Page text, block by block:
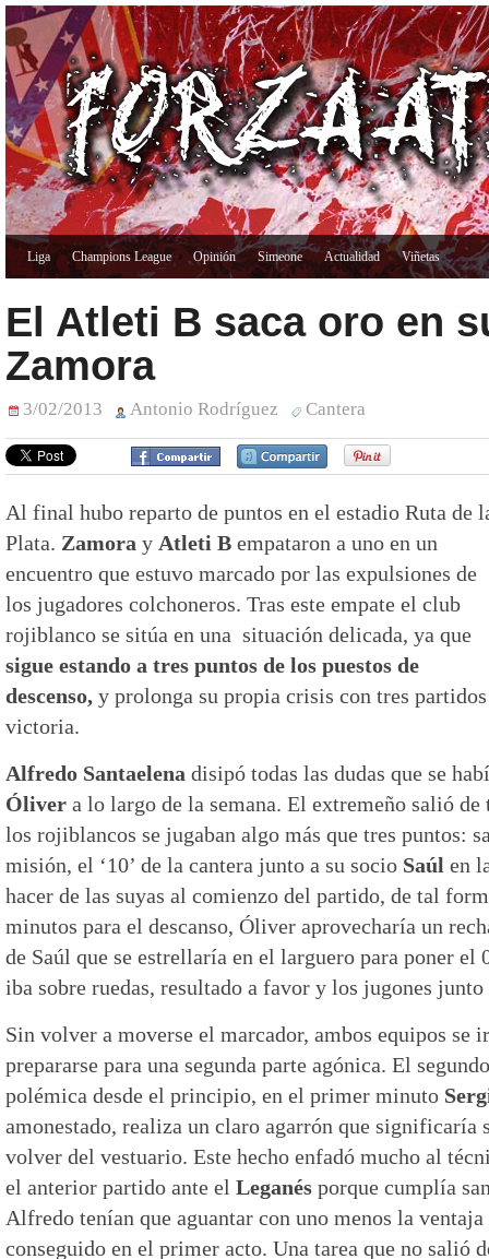
Liga Champions League Opinión Simeone Actualidad Viñetas
El Atleti B saca oro en
Zamora
3/02/2013 Antonio Rodríguez Cantera
Al final hubo reparto de puntos en el estadio Ruta de
Plata. Zamora y Atleti B empataron a uno en un
encuentro que estuvo marcado por las expulsiones de
los jugadores colchoneros. Tras este empate el club
rojiblanco se sitúa en una situación delicada, ya que
sigue estando a tres puntos de los puestos de
descenso, y prolonga su propia crisis con tres
victoria.
Alfredo Santaelena disipó todas las dudas que se
Óliver a lo largo de la semana. El extremeño salió
los rojiblancos se jugaban algo más que tres puntos:
misión, el ‘10’ de la cantera junto a su socio Saúl en
hacer de las suyas al comienzo del partido, de tal
minutos para el descanso, Óliver aprovecharía un
de Saúl que se estrellaría en el larguero para poner el
iba sobre ruedas, resultado a favor y los jugones
Sin volver a moverse el marcador, ambos equipos se
prepararse para una segunda parte agónica. El
polémica desde el principio, en el primer minuto
amonestado, realiza un claro agarrón que significaría
volver del vestuario. Este hecho enfadó mucho al
el anterior partido ante el Leganés porque cumplía
Alfredo tenían que aguantar con uno menos la
conseguido en el primer acto. Una tarea que no salió